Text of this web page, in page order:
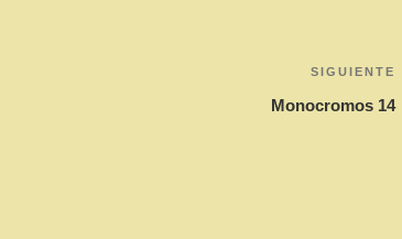
SIGUIENTE
Monocromos 14